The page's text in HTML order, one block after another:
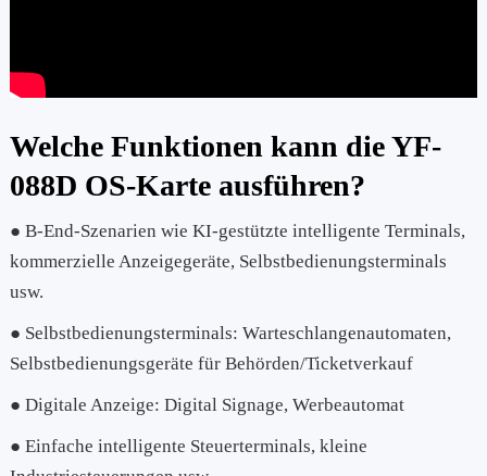
Welche Funktionen kann die YF-
088D OS-Karte ausführen?
● B-End-Szenarien wie KI-gestützte intelligente Terminals,
kommerzielle Anzeigegeräte, Selbstbedienungsterminals
usw.
● Selbstbedienungsterminals: Warteschlangenautomaten,
Selbstbedienungsgeräte für Behörden/Ticketverkauf
● Digitale Anzeige: Digital Signage, Werbeautomat
● Einfache intelligente Steuerterminals, kleine